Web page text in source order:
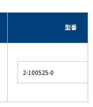
型番